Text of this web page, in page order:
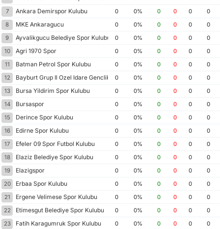
7
Ankara Demirspor Kulubu 0 0% 0 0 0
0
8
MKE Ankaragucu 0 0% 0 0 0
0
9
Ayvalikgucu Belediye Spor Kulubu 0 0% 0 0 0
0
10
Agri 1970 Spor 0 0% 0 0 0
0
11
Batman Petrol Spor Kulubu 0 0% 0 0 0
0
12
Bayburt Grup Il Ozel Idare Genclik Spor
0 0% 0 0 0
0
13
Bursa Yildirim Spor Kulubu 0 0% 0 0 0
0
14
Bursaspor 0 0% 0 0 0
0
15
Derince Spor Kulubu 0 0% 0 0 0
0
16
Edirne Spor Kulubu 0 0% 0 0 0
0
17
Efeler 09 Spor Futbol Kulubu 0 0% 0 0 0
0
18
Elaziz Belediye Spor Kulubu 0 0% 0 0 0
0
19
Elazigspor 0 0% 0 0 0
0
20
Erbaa Spor Kulubu 0 0% 0 0 0
0
21
Ergene Velimese Spor Kulubu 0 0% 0 0 0
0
22
Etimesgut Belediye Spor Kulubu 0 0% 0 0 0
0
23
Fatih Karagumruk Spor Kulubu 0 0% 0 0 0
0